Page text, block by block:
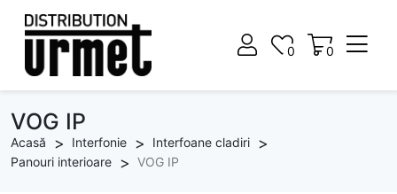
0
0 0
VOG IP
Acasă Interfonie
Interfoane cladiri
Panouri interioare
VOG IP